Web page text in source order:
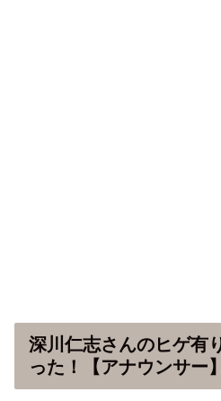
深川仁志さんのヒゲ有
った！【アナウンサー】